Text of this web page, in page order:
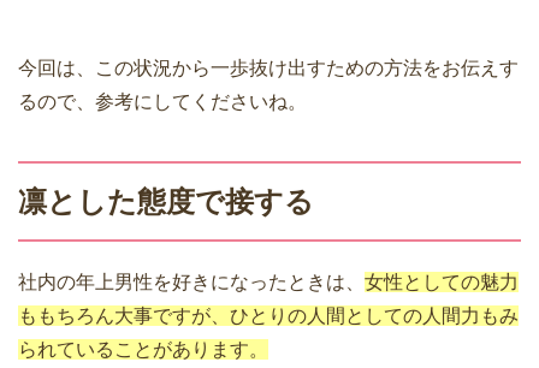
今回は、この状況から一歩抜け出すための方法をお伝えす
るので、参考にしてくださいね。
凛とした態度で接する
社内の年上男性を好きになったときは、 女性としての魅力
ももちろん大事ですが、ひとりの人間としての人間力もみ
られていることがあります。